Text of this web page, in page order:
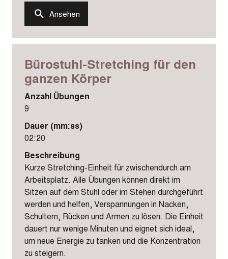
Ansehen
Bürostuhl-Stretching für den
ganzen Körper
Anzahl Übungen
9
Dauer (mm:ss)
02:20
Beschreibung
Kurze Stretching-Einheit für zwischendurch am
Arbeitsplatz. Alle Übungen können direkt im
Sitzen auf dem Stuhl oder im Stehen durchgeführt
werden und helfen, Verspannungen in Nacken,
Schultern, Rücken und Armen zu lösen. Die Einheit
dauert nur wenige Minuten und eignet sich ideal,
um neue Energie zu tanken und die Konzentration
zu steigern.